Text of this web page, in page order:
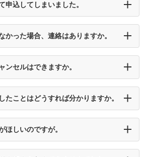
申込してしまいました。
かった場合、連絡はありますか。
ンセルはできますか。
たことはどうすれば分かりますか。
ほしいのですが。